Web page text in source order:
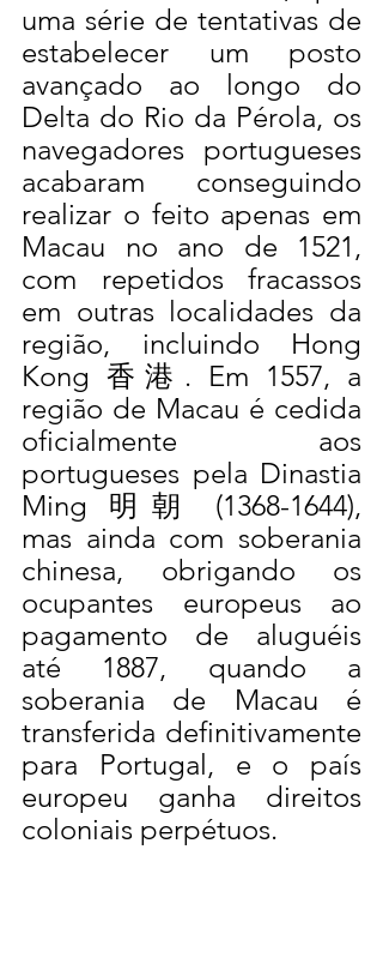
uma série de tentativas de
estabelecer um posto
avançado ao longo do
Delta do Rio da Pérola, os
navegadores portugueses
acabaram conseguindo
realizar o feito apenas em
Macau no ano de 1521,
com repetidos fracassos
em outras localidades da
região, incluindo Hong
Kong 香港. Em 1557, a
região de Macau é cedida
oficialmente aos
portugueses pela Dinastia
Ming 明朝 (1368-1644),
mas ainda com soberania
chinesa, obrigando os
ocupantes europeus ao
pagamento de aluguéis
até 1887, quando a
soberania de Macau é
transferida definitivamente
para Portugal, e o país
europeu ganha direitos
coloniais perpétuos.